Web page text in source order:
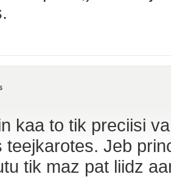
kaa to tik preciisi
teejkarotes. Jeb
tik maz pat liidz